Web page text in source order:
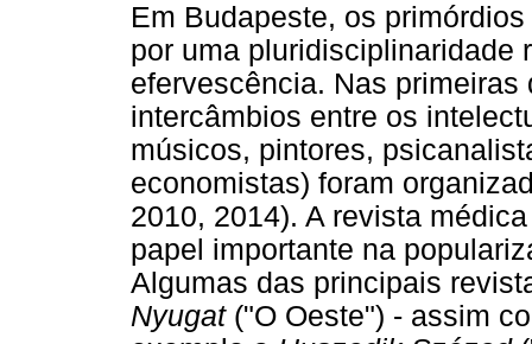
Em Budapeste, os
por uma pluridisciplinaridade
efervescência. Nas
intercâmbios entre os
músicos, pintores,
economistas) foram
2010, 2014). A revista
papel importante na
Algumas das principais
Nyugat("O Oeste") - assim